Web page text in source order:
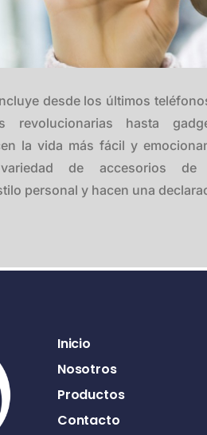
desde los últimos
revolucionarias hasta
la vida más fácil y
de accesorios
personal y hacen una
Inicio
Nosotros
Productos
Contacto